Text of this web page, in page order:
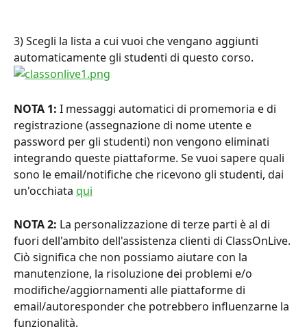
3) Scegli la lista a cui vuoi che vengano aggiunti
automaticamente gli studenti di questo corso.
NOTA 1: I messaggi automatici di promemoria e di
registrazione (assegnazione di nome utente e
password per gli studenti) non vengono eliminati
integrando queste piattaforme. Se vuoi sapere quali
sono le email/notifiche che ricevono gli studenti, dai
un'occhiata qui
NOTA 2: La personalizzazione di terze parti è al di
fuori dell'ambito dell'assistenza clienti di ClassOnLive.
Ciò significa che non possiamo aiutare con la
manutenzione, la risoluzione dei problemi e/o
modifiche/aggiornamenti alle piattaforme di
email/autoresponder che potrebbero influenzarne la
funzionalità.